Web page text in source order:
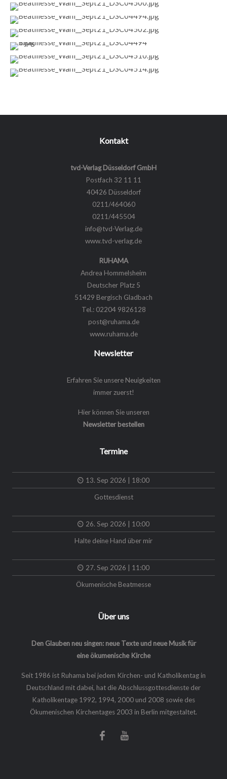
Kontakt
tvd-Verlag Düsseldorf GmbH
Postfach 32 11 11
40426 Düsseldorf
0211/464060
0211/445504
info@tvd-Verlag.de
www.tvd-verlag.de
RUHAMA
Andrea Hommelsheim
Deutscher Platz 5
51429 Bergisch Gladbach
Tel.: 02204 9826128
post@ruhama.de
www.ruhama.de
Newsletter
Erfahren Sie unsere Neuigkeiten
immer zuerst!
Hier können Sie unseren
Newsletter bestellen
Termine
13. Sep 2026 | 18:00
Gottesdienst
26. Sep 2026 | 10:00
Halte deine Hand über mir
27. Sep 2026 | 11:00
Ökumenische Beatmesse
Über uns
Den Glauben neu singen: neue Texte und neue Musik für
eine ökumenische Kirche
Seit 1986 ist Ruhama bei jedem Kirchen- und Katholikentag in
Deutschland mit dabei, hat die Abschlussgottesdienste der
Katholikentage 1992, 1994, 2000 und 2008 sowie des
Ökumenischen Kirchentages 2003 in Berlin mitgestaltet.